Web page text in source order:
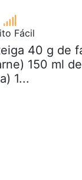
Fácil
40 g de
150 ml
1...